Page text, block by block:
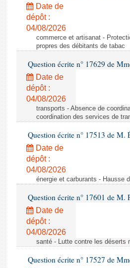
Date de
dépôt :
04/08/2026
commerce et artisanat -
propres des débitants de tabac
Question écrite n° 17629 de
Date de
dépôt :
04/08/2026
transports - Absence de
coordination des services de
Question écrite n° 17513 de
Date de
dépôt :
04/08/2026
énergie et carburants - Hausse
Question écrite n° 17601 de M.
Date de
dépôt :
04/08/2026
santé - Lutte contre les déserts
Question écrite n° 17527 de